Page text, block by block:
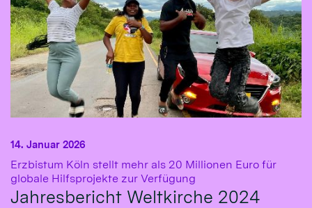
Erzbistum Köln stellt mehr als 20 Millionen Euro für
globale Hilfsprojekte zur Verfügung
Jahresbericht Weltkirche 2024
14. Januar 2026